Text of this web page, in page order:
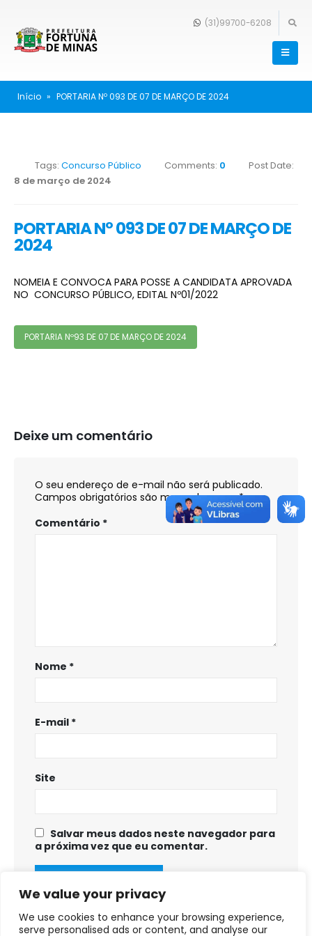
We value your privacy
We use cookies to enhance your browsing experience,
serve personalised ads or content, and analyse our
(31)99700-6208
Início » PORTARIA Nº 093 DE 07 DE MARÇO DE 2024
Tags: Concurso Público Comments: 0
Post Date:
8 de março de 2024
PORTARIA Nº 093 DE 07 DE MARÇO DE
2024
NOMEIA E CONVOCA PARA POSSE A CANDIDATA APROVADA
NO CONCURSO PÚBLICO, EDITAL Nº01/2022
PORTARIA Nº93 DE 07 DE MARÇO DE 2024
Deixe um comentário
O seu endereço de e-mail não será publicado.
Campos obrigatórios são marcados com*
Comentário *
Nome *
E-mail *
Site
Salvar meus dados neste navegador para
a próxima vez que eu comentar.